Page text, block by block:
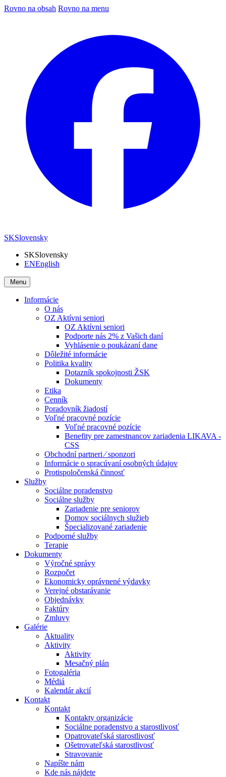
Rovno na obsah Rovno na menu
SKSlovensky
SKSlovensky
ENEnglish
Menu
Informácie
O nás
OZ Aktívni seniori
OZ Aktívni seniori
Podporte nás 2% z Vašich daní
Vyhlásenie o poukázaní dane
Dôležité informácie
Politika kvality
Dotazník spokojnosti ŽSK
Dokumenty
Etika
Cenník
Poradovník žiadostí
Voľné pracovné pozície
Voľné pracovné pozície
Benefity pre zamestnancov zariadenia LIKAVA -
CSS
Obchodní partneri ⁄ sponzori
Informácie o spracúvaní osobných údajov
Protispoločenská činnosť
Služby
Sociálne poradenstvo
Sociálne služby
Zariadenie pre seniorov
Domov sociálnych služieb
Špecializované zariadenie
Podporné služby
Terapie
Dokumenty
Výročné správy
Rozpočet
Ekonomicky oprávnené výdavky
Verejné obstarávanie
Objednávky
Faktúry
Zmluvy
Galérie
Aktuality
Aktivity
Aktivity
Mesačný plán
Fotogaléria
Médiá
Kalendár akcií
Kontakt
Kontakt
Kontakty organizácie
Sociálne poradenstvo a starostlivosť
Opatrovateľská starostlivosť
Ošetrovateľská starostlivosť
Stravovanie
Napíšte nám
Kde nás nájdete